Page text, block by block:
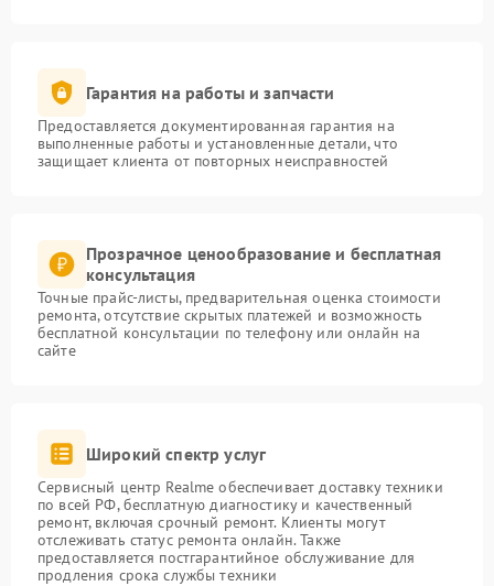
Гарантия на работы и запчасти
Предоставляется документированная гарантия на
выполненные работы и установленные детали, что
защищает клиента от повторных неисправностей
Прозрачное ценообразование и бесплатная
консультация
Точные прайс-листы, предварительная оценка стоимости
ремонта, отсутствие скрытых платежей и возможность
бесплатной консультации по телефону или онлайн на
сайте
Широкий спектр услуг
Сервисный центр Realme обеспечивает доставку техники
по всей РФ, бесплатную диагностику и качественный
ремонт, включая срочный ремонт. Клиенты могут
отслеживать статус ремонта онлайн. Также
предоставляется постгарантийное обслуживание для
продления срока службы техники